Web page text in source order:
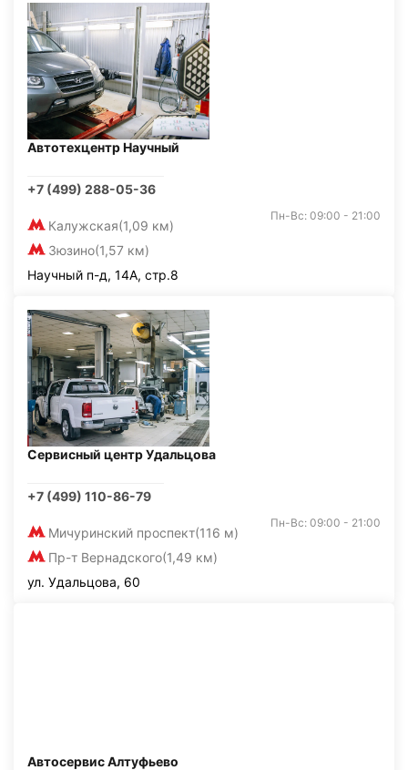
Автотехцентр Научный
+7 (499) 288-05-36
Калужская(1,09 км)
Зюзино(1,57 км)
Пн-Вс: 09:00 - 21:00
Научный п-д, 14А, стр.8
Сервисный центр Удальцова
+7 (499) 110-86-79
Мичуринский проспект(116 м)
Пр-т Вернадского(1,49 км)
Пн-Вс: 09:00 - 21:00
ул. Удальцова, 60
Автосервис Алтуфьево